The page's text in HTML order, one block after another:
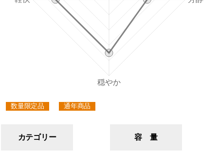
数量限定品 通年商品
カテゴリー 容 量